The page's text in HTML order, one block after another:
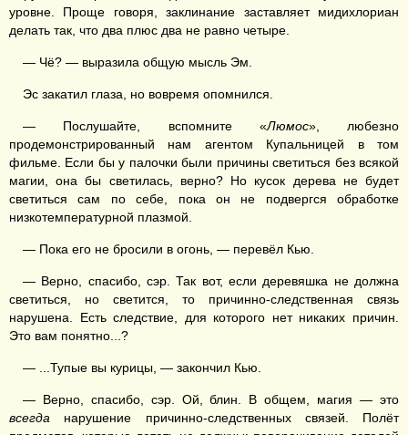
уровне. Проще говоря, заклинание заставляет мидихлориан
делать так, что два плюс два не равно четыре.
— Чё? — выразила общую мысль Эм.
Эс закатил глаза, но вовремя опомнился.
— Послушайте, вспомните «Люмос», любезно
продемонстрированный нам агентом Купальницей в том
фильме. Если бы у палочки были причины светиться без всякой
магии, она бы светилась, верно? Но кусок дерева не будет
светиться сам по себе, пока он не подвергся обработке
низкотемпературной плазмой.
— Пока его не бросили в огонь, — перевёл Кью.
— Верно, спасибо, сэр. Так вот, если деревяшка не должна
светиться, но светится, то причинно-следственная связь
нарушена. Есть следствие, для которого нет никаких причин.
Это вам понятно...?
— ...Тупые вы курицы, — закончил Кью.
— Верно, спасибо, сэр. Ой, блин. В общем, магия — это
всегда нарушение причинно-следственных связей. Полёт